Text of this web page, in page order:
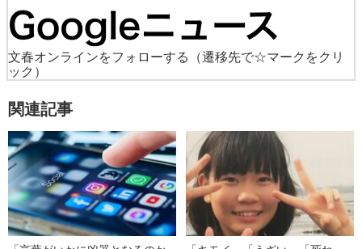
文春オンラインをフォローする
（遷移先で☆マークをクリ
ック）
関連記事